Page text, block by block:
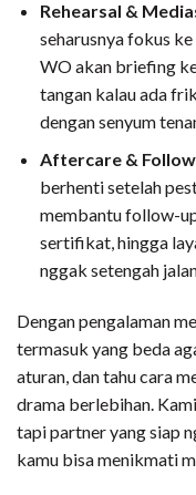
Rehearsal &
seharusnya fokus
WO akan briefing
tangan kalau ada
dengan senyum
Aftercare &
berhenti setelah
membantu follow-
sertifikat, hingga
nggak setengah
Dengan pengalaman
termasuk yang beda
aturan, dan tahu cara
drama berlebihan.
tapi partner yang siap
kamu bisa menikmati